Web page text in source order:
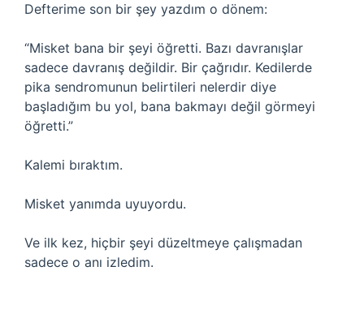
Defterime son bir şey yazdım o dönem:
“Misket bana bir şeyi öğretti. Bazı davranışlar
sadece davranış değildir. Bir çağrıdır. Kedilerde
pika sendromunun belirtileri nelerdir diye
başladığım bu yol, bana bakmayı değil görmeyi
öğretti.”
Kalemi bıraktım.
Misket yanımda uyuyordu.
Ve ilk kez, hiçbir şeyi düzeltmeye çalışmadan
sadece o anı izledim.